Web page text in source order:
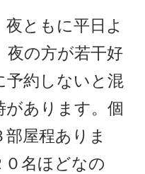
ともに平日よ
夜の方が若干好
予約しないと混
あります。個
屋程ありま
名ほどなの